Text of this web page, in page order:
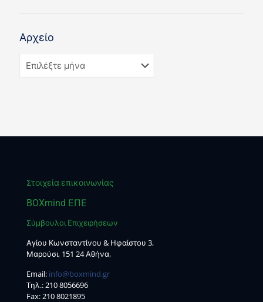
Αρχείο
Στοιχεία επικοινωνίας
BOXmind ΕΠΕ
Σύμβουλοι Επιχειρήσεων
Αγίου Κωνσταντίνου & Ηφαίστου 3,
Μαρούσι, 151 24 Αθήνα,
Email: info@boxmind.gr
Tηλ.:210 8056696
Fax: 210 8021895